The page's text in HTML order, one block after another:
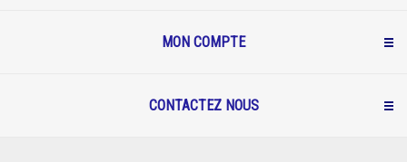
MON COMPTE
CONTACTEZ NOUS